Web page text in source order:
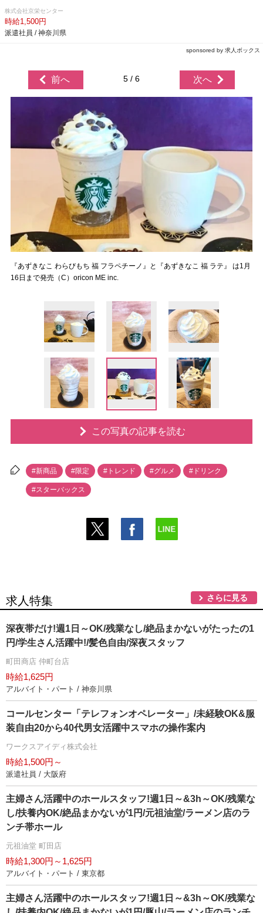
株式会社京栄センター
時給1,500円
派遣社員 / 神奈川県
sponsored by 求人ボックス
前へ 5 / 6 次へ
『あずきなこ わらびもち 福 フラペチーノ』と『あずきなこ 福 ラテ』 は1月
16日まで発売（C）oricon ME inc.
この写真の記事を読む
#新商品 #限定 #トレンド #グルメ #ドリンク
#スターバックス
求人特集 さらに見る
深夜帯だけ!週1日～OK/残業なし/絶品まかないがたったの1
円/学生さん活躍中!/髪色自由/深夜スタッフ
町田商店 仲町台店
時給1,625円
アルバイト・パート / 神奈川県
コールセンター「テレフォンオペレーター」/未経験OK&服
装自由20から40代男女活躍中スマホの操作案内
ワークスアイディ株式会社
時給1,500円～
派遣社員 / 大阪府
主婦さん活躍中のホールスタッフ!週1日～&3h～OK/残業な
し/扶養内OK/絶品まかないが1円/元祖油堂/ラーメン店のラ
ンチ帯ホール
元祖油堂 町田店
時給1,300円～1,625円
アルバイト・パート / 東京都
主婦さん活躍中のホールスタッフ!週1日～&3h～OK/残業な